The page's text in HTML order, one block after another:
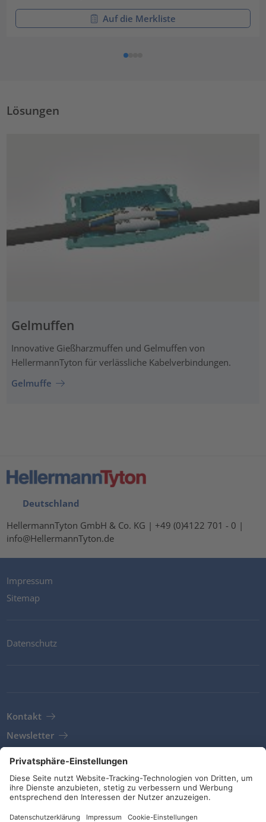
Auf die Merkliste
Lösungen
Gelmuffen
Innovative Gießharzmuffen und Gelmuffen von
HellermannTyton für verlässliche Kabelverbindungen.
Gelmuffe
Deutschland
HellermannTyton GmbH & Co. KG | +49 (0)4122 701 - 0 |
info@HellermannTyton.de
Impressum
Sitemap
Datenschutz
Kontakt
Newsletter
AGB
Richtlinien und Bekentnisse